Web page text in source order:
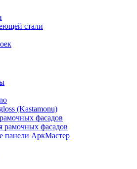
стали
(Kastamonu)
фасадов
фасадов
панели АркМастер